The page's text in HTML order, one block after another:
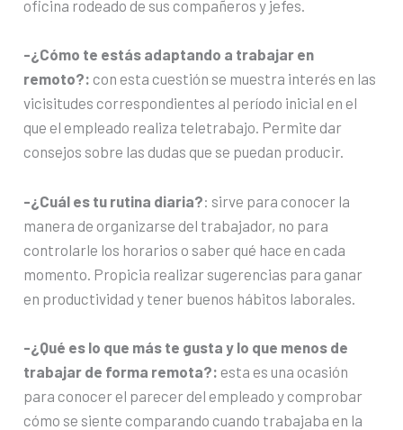
oficina rodeado de sus compañeros y jefes.
-¿Cómo te estás adaptando a trabajar en
remoto?: con esta cuestión se muestra interés en las
vicisitudes correspondientes al período inicial en el
que el empleado realiza teletrabajo. Permite dar
consejos sobre las dudas que se puedan producir.
-¿Cuál es tu rutina diaria?: sirve para conocer la
manera de organizarse del trabajador, no para
controlarle los horarios o saber qué hace en cada
momento. Propicia realizar sugerencias para ganar
en productividad y tener buenos hábitos laborales.
-¿Qué es lo que más te gusta y lo que menos de
trabajar de forma remota?: esta es una ocasión
para conocer el parecer del empleado y comprobar
cómo se siente comparando cuando trabajaba en la